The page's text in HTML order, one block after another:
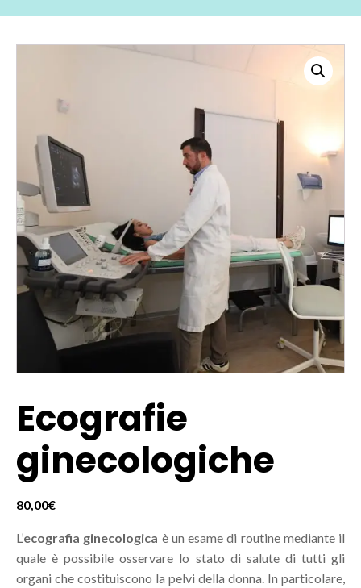
Ecografie
ginecologiche
80,00€
L’ecografia ginecologica è un esame di routine mediante il
quale è possibile osservare lo stato di salute di tutti gli
organi che costituiscono la pelvi della donna. In particolare,